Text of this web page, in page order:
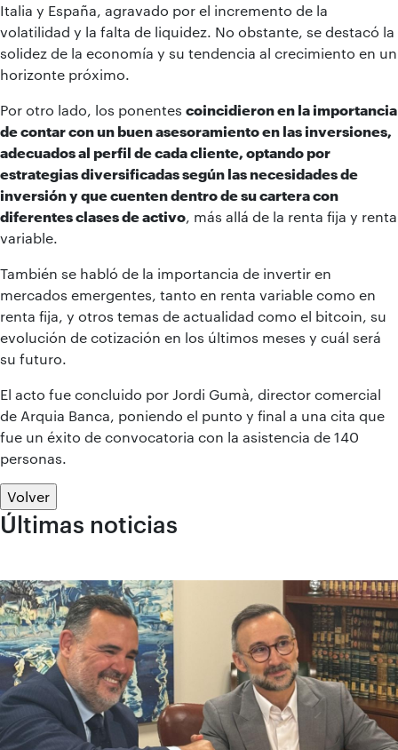
Italia y España, agravado por el incremento de la
volatilidad y la falta de liquidez. No obstante, se destacó la
solidez de la economía y su tendencia al crecimiento en un
horizonte próximo.
Por otro lado, los ponentes coincidieron en la importancia
de contar con un buen asesoramiento en las inversiones,
adecuados al perfil de cada cliente, optando por
estrategias diversificadas según las necesidades de
inversión y que cuenten dentro de su cartera con
diferentes clases de activo , más allá de la renta fija y renta
variable.
También se habló de la importancia de invertir en
mercados emergentes, tanto en renta variable como en
renta fija, y otros temas de actualidad como el bitcoin, su
evolución de cotización en los últimos meses y cuál será
su futuro.
El acto fue concluido por Jordi Gumà, director comercial
de Arquia Banca, poniendo el punto y final a una cita que
fue un éxito de convocatoria con la asistencia de 140
personas.
Volver
Últimas noticias